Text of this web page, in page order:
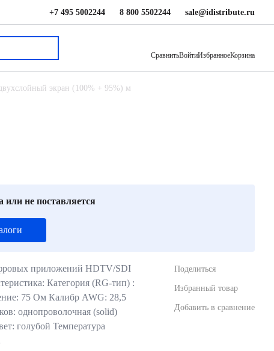
+7 495 5002244 8 800 5502244 sale@idistribute.ru
СравнитьВойтиИзбранноеКорзина
экран (100% + 95%) м
или не поставляется
приложений HDTV/SDI
Категория (RG-тип) :
75 Ом Калибр AWG: 28,5
однопроволочная (solid)
голубой Температура
Поделиться
Избранный товар
Добавить в сравнение